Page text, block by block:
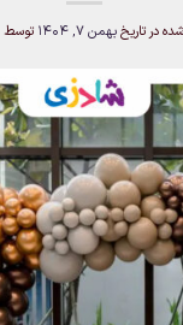
در تاریخبهمن 7, 1404 توسط